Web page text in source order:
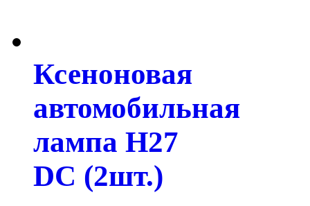
Ксеноновая
автомобильная
лампа H27
DC (2шт.)